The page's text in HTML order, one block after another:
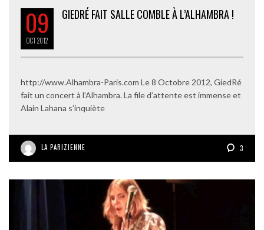
09
OCT2012
GIEDRÉ FAIT SALLE COMBLE À L’ALHAMBRA !
http://www.Alhambra-Paris.com Le 8 Octobre 2012, GiedRé
fait un concert à l’Alhambra. La file d’attente est immense et
Alain Lahana s’inquiète
LA PARIZIENNE 3